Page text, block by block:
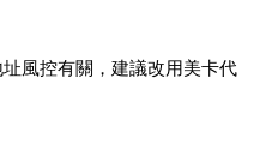
風控有關，建議改用美卡代